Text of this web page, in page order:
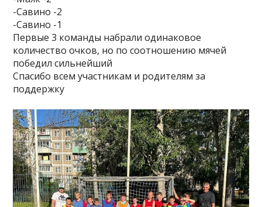
-Савино -2
-Савино -1
Первые 3 команды набрали одинаковое
количество очков, но по соотношению мячей
победил сильнейший
Спасибо всем участникам и родителям за
поддержку